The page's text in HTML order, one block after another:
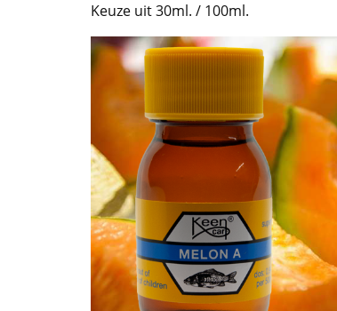
Keuze uit 30ml. / 100ml.